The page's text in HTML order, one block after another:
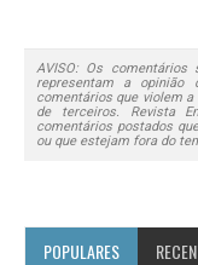
AVISO: Os comentários
representam a opinião
comentários que violem
de terceiros. Revista
comentários postados
ou que estejam fora do
POPULARES